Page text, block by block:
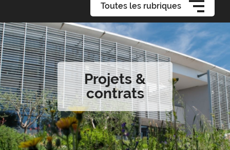
Toutes les rubriques
Projets &
contrats